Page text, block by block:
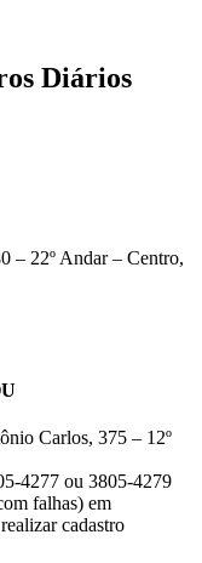
Diários
– 22º Andar – Centro,
Carlos, 375 – 12º
4277 ou 3805-4279
falhas) em
cadastro